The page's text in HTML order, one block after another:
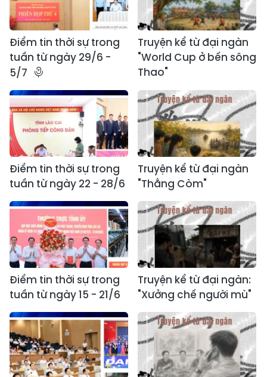
Điểm tin thời sự trong
tuần từ ngày 29/6 -
5/7
Truyện kể từ đại ngàn
"World Cup ở bến sông
Thao"
Điểm tin thời sự trong
tuần từ ngày 22 - 28/6
Truyện kể từ đại ngàn
"Thằng Còm"
Điểm tin thời sự trong
tuần từ ngày 15 - 21/6
Truyện kể từ đại ngàn:
"Xưởng chế người mù"